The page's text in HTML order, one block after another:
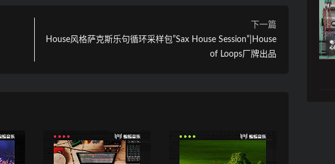
下一篇
House风格萨克斯乐句循环采样包”Sax House Session”|House
of Loops厂牌出品